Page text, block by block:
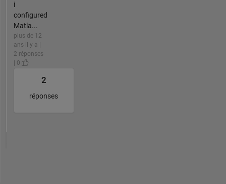
i
configured
Matla...
plus de 12
ans il y a |
2 réponses
| 0
2
réponses